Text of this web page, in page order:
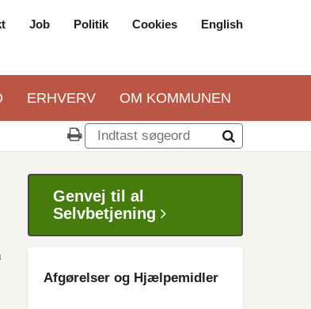
Job Politik Cookies English
ERHVERV OM KOMMUNEN
Genvej til al
Selvbetjening
Afgørelser og Hjælpemidler